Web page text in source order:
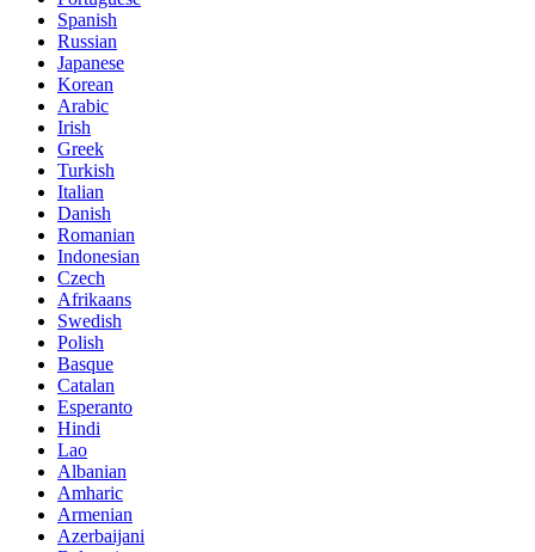
Spanish
Russian
Japanese
Korean
Arabic
Irish
Greek
Turkish
Italian
Danish
Romanian
Indonesian
Czech
Afrikaans
Swedish
Polish
Basque
Catalan
Esperanto
Hindi
Lao
Albanian
Amharic
Armenian
Azerbaijani